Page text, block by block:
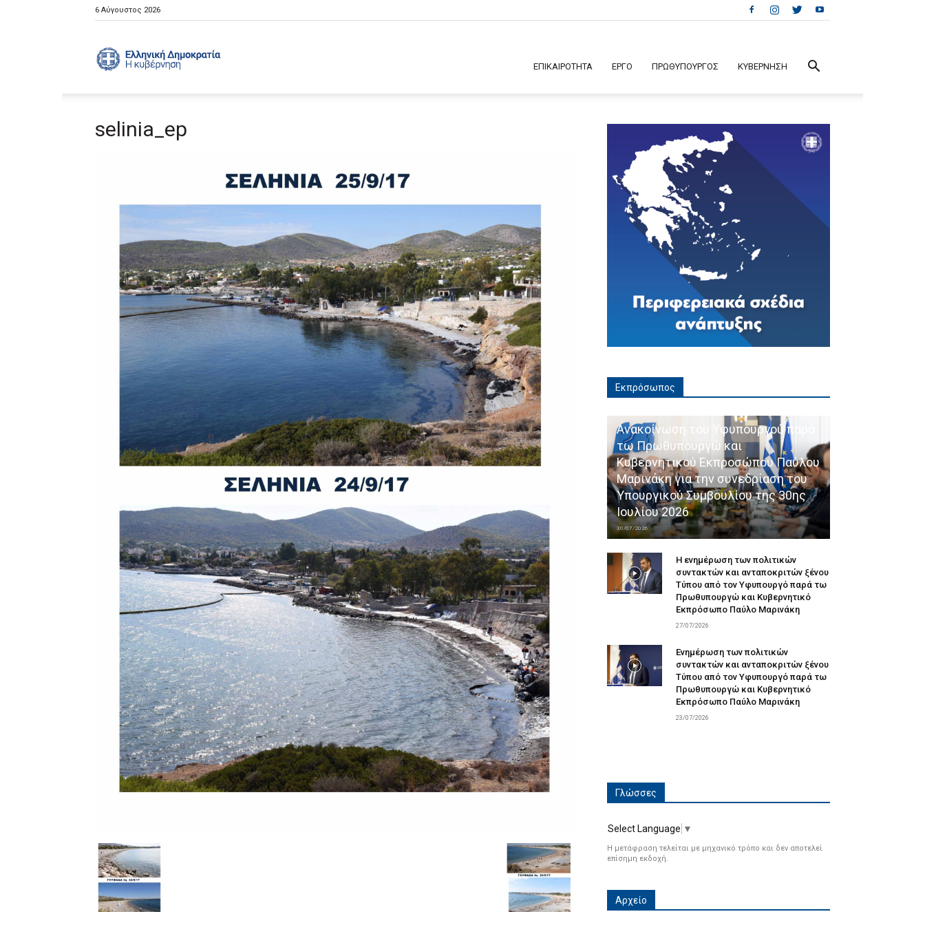
6 Αύγουστος 2026
ΕΠΙΚΑΙΡΟΤΗΤΑ ΕΡΓΟ ΠΡΩΘΥΠΟΥΡΓΟΣ ΚΥΒΕΡΝΗΣΗ
selinia_ep
Εκπρόσωπος
Ανακοίνωση του Υφυπουργού παρά
τω Πρωθυπουργώ και
Κυβερνητικού Εκπροσώπου Παύλου
Μαρινάκη για την συνεδρίαση του
Υπουργικού Συμβουλίου της 30ης
Ιουλίου 2026
30/07/2026
Η ενημέρωση των πολιτικών
συντακτών και ανταποκριτών ξένου
Τύπου από τον Υφυπουργό παρά τω
Πρωθυπουργώ και Κυβερνητικό
Εκπρόσωπο Παύλο Μαρινάκη
27/07/2026
Ενημέρωση των πολιτικών
συντακτών και ανταποκριτών ξένου
Τύπου από τον Υφυπουργό παρά τω
Πρωθυπουργώ και Κυβερνητικό
Εκπρόσωπο Παύλο Μαρινάκη
23/07/2026
Γλώσσες
Select Language ▼
Η μετάφραση τελείται με μηχανικό τρόπο και δεν αποτελεί
επίσημη εκδοχή.
Αρχείο